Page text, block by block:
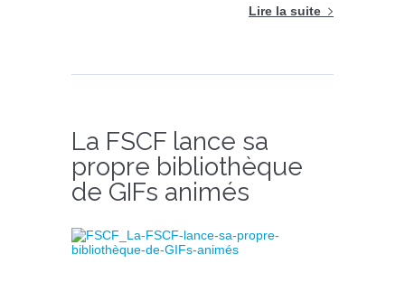
Lire la suite
La FSCF lance sa
propre bibliothèque
de GIFs animés